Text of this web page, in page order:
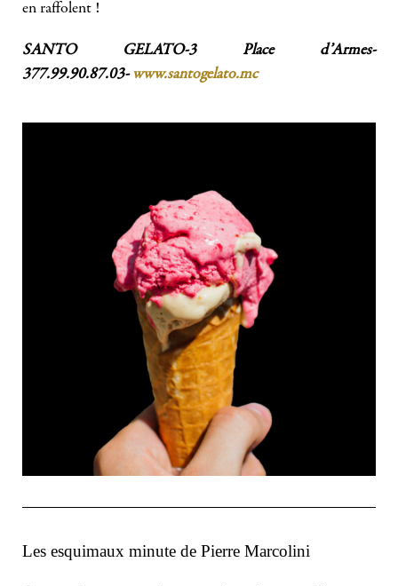
en raffolent !
SANTO GELATO-3 Place d’Armes-
377.99.90.87.03-www.santogelato.mc
Les esquimaux minute de Pierre Marcolini